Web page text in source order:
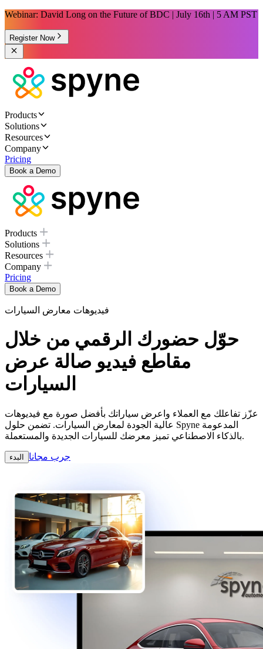
Webinar: David Long on the Future of BDC | July 16th | 5 AM PST
Register Now
Products
Solutions
Resources
Company
Pricing
Book a Demo
Products
Solutions
Resources
Company
Pricing
Book a Demo
فيديوهات معارض السيارات
حوّل حضورك الرقمي من خلال
مقاطع فيديو صالة عرض
السيارات
عزّز تفاعلك مع العملاء واعرض سياراتك بأفضل صورة مع فيديوهات
عالية الجودة لمعارض السيارات. تضمن حلول Spyne المدعومة
بالذكاء الاصطناعي تميز معرضك للسيارات الجديدة والمستعملة.
البدء جرب مجانا